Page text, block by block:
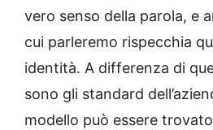
vero senso della parola, e
cui parleremo rispecchia
identità. A differenza di
sono gli standard
modello può essere